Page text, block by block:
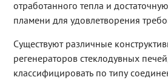
отработанного тепла и
пламени для удовлетворения
Существуют различные
регенераторов стеклодувных
классифицировать по типу